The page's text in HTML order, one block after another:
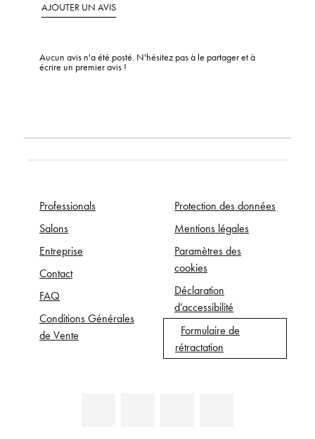
AJOUTER UN AVIS
Aucun avis n'a été posté. N'hésitez pas à le partager et à
écrire un premier avis !
Professionals
Salons
Entreprise
Contact
FAQ
Conditions Générales
de Vente
Protection des données
Mentions légales
Paramètres des
cookies
Déclaration
d’accessibilité
Formulaire de
rétractation